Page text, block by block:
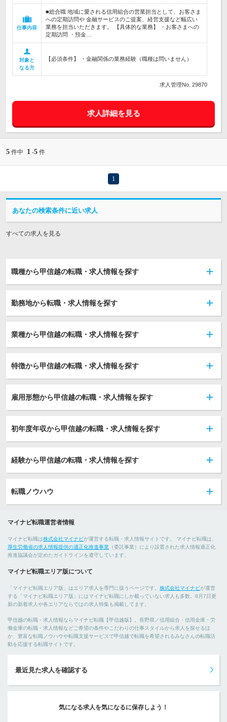
仕事内容
■総合職 地域に愛される信用組合の営業担当として、お客さま
への定期訪問や 金融サービスのご提案、経営支援など幅広い
業務を担当いただきます。 【具体的な業務】 ・お客さまへの
定期訪問 ・預金…
対象と
なる方
【必須条件】 ・金融関係の業務経験（職種は問いません）
求人管理No. 29870
求人詳細を見る
5 件中 1 -5 件
1
あなたの検索条件に近い求人
すべての求人を見る
職種から甲信越の転職・求人情報を探す
勤務地から転職・求人情報を探す
業種から甲信越の転職・求人情報を探す
特徴から甲信越の転職・求人情報を探す
雇用形態から甲信越の転職・求人情報を探す
初年度年収から甲信越の転職・求人情報を探す
経験から甲信越の転職・求人情報を探す
転職ノウハウ
マイナビ転職運営者情報
マイナビ転職は株式会社マイナビが運営する転職・求人情報サイトです。 マイナビ転職は、
厚生労働省の求人情報提供の適正化推進事業 （委託事業）により設置された求人情報適正化
推進協議会が定めたガイドラインを遵守しています。
マイナビ転職エリア版について
「マイナビ転職エリア版」はエリア求人を専門に扱うページです。 株式会社マイナビが運営
する「マイナビ転職エリア版」にはマイナビ転職にしか載っていない求人も多数。8月7日更
新の新着求人や各エリアならではの求人特集も掲載してます。
甲信越の転職・求人情報ならマイナビ転職【甲信越版】。長野県／信用組合・信用金庫・労
働金庫の転職・求人情報などご希望の条件やこだわりの仕事スタイルから求人を探せるほ
か、豊富な転職ノウハウや転職支援サービスで甲信越で転職を希望されるみなさんの転職活
動を応援する転職サイトです。
最近見た求人を確認する
気になる求人を気になるに保存しよう！